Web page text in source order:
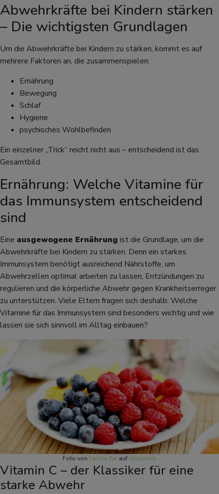
Abwehrkräfte bei Kindern stärken
– Die wichtigsten Grundlagen
Um die Abwehrkräfte bei Kindern zu stärken, kommt es auf
mehrere Faktoren an, die zusammenspielen:
Ernährung
Bewegung
Schlaf
Hygiene
psychisches Wohlbefinden
Ein einzelner „Trick“ reicht nicht aus – entscheidend ist das
Gesamtbild.
Ernährung: Welche Vitamine für
das Immunsystem entscheidend
sind
Eine ausgewogene Ernährung ist die Grundlage, um die
Abwehrkräfte bei Kindern zu stärken. Denn ein starkes
Immunsystem benötigt ausreichend Nährstoffe, um
Abwehrzellen optimal arbeiten zu lassen, Entzündungen zu
regulieren und die körperliche Abwehr gegen Krankheitserreger
zu unterstützen. Viele Eltern fragen sich deshalb: Welche
Vitamine für das Immunsystem sind besonders wichtig und wie
lassen sie sich sinnvoll im Alltag einbauen?
Foto von Cecilia Par auf Unsplash
Vitamin C – der Klassiker für eine
starke Abwehr